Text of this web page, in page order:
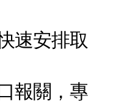
速安排取
報關，專